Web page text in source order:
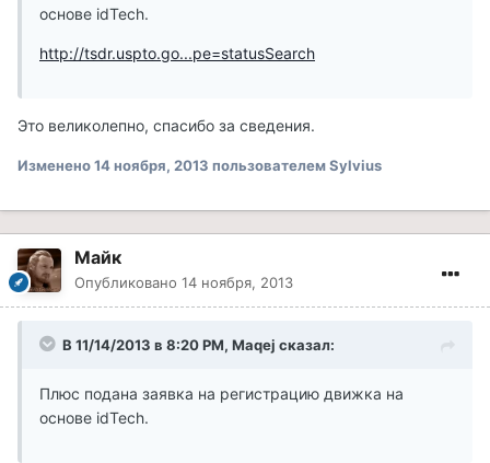
основе idTech.
http://tsdr.uspto.go...pe=statusSearch
Это великолепно, спасибо за сведения.
Изменено14 ноября, 2013 пользователем Sylvius
Майк
Опубликовано 14 ноября, 2013
В 11/14/2013 в 8:20 PM, Maqej сказал:
Плюс подана заявка на регистрацию движка на
основе idTech.